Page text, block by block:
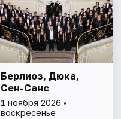
Берлиоз, Дюка,
Сен-Санс
1 ноября 2026 •
воскресенье